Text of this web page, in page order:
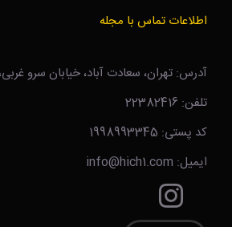
اطلاعات تماس با مجله
آدرس: تهران، سعادت آباد، خیابان سرو غربی،
تلفن: 22382416
کد پستی: 1998993345
ایمیل: info@hich1.com